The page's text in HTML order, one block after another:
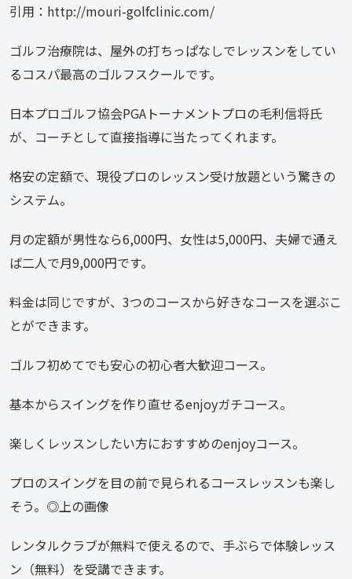
引用：http://mouri-golfclinic.com/
ゴルフ治療院は、屋外の打ちっぱなしでレッスンをしてい
るコスパ最高のゴルフスクールです。
日本プロゴルフ協会PGAトーナメントプロの毛利信将氏
が、コーチとして直接指導に当たってくれます。
格安の定額で、現役プロのレッスン受け放題という驚きの
システム。
月の定額が男性なら6,000円、女性は5,000円、夫婦で通え
ば二人で月9,000円です。
料金は同じですが、3つのコースから好きなコースを選ぶこ
とができます。
ゴルフ初めてでも安心の初心者大歓迎コース。
基本からスイングを作り直せるenjoyガチコース。
楽しくレッスンしたい方におすすめのenjoyコース。
プロのスイングを目の前で見られるコースレッスンも楽し
そう。◎上の画像
レンタルクラブが無料で使えるので、手ぶらで体験レッス
ン（無料）を受講できます。